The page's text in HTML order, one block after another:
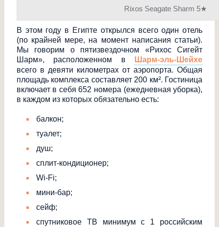
Rixos Seagate Sharm 5★
В этом году в Египте открылся всего один отель
(по крайней мере, на момент написания статьи).
Мы говорим о пятизвездочном «Рихос Сигейт
Шарм», расположенном в
Шарм-эль-Шейхе
всего в девяти километрах от аэропорта. Общая
площадь комплекса составляет 200 км². Гостиница
включает в себя 652 номера (ежедневная уборка),
в каждом из которых обязательно есть:
балкон;
туалет;
душ;
сплит-кондиционер;
Wi-Fi;
мини-бар;
сейф;
спутниковое ТВ минимум с 1 российским